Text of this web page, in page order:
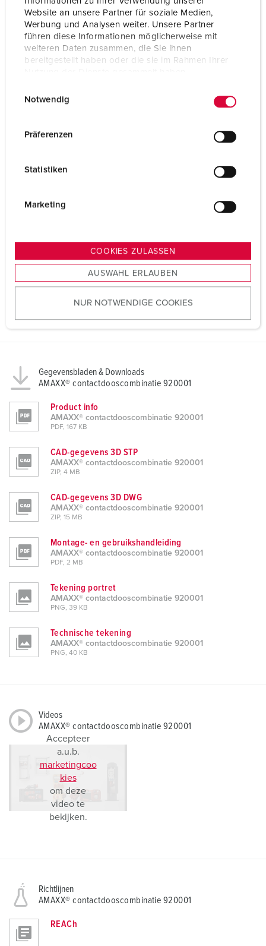
Website an unsere Partner für soziale Medien,
Werbung und Analysen weiter. Unsere Partner
führen diese Informationen möglicherweise mit
weiteren Daten zusammen, die Sie ihnen
bereitgestellt haben oder die sie im Rahmen Ihrer
s
u
w
Notwendig
Präferenzen
Statistiken
Marketing
COOKIES ZULASSEN
AUSWAHL ERLAUBEN
NUR NOTWENDIGE COOKIES
Gegevensbladen & Downloads
AMAXX® contactdooscombinatie 920001
Product info
AMAXX® contactdooscombinatie 920001
PDF, 167 KB
CAD-gegevens 3D STP
AMAXX® contactdooscombinatie 920001
ZIP, 4 MB
CAD-gegevens 3D DWG
AMAXX® contactdooscombinatie 920001
ZIP, 15 MB
Montage- en gebruikshandleiding
AMAXX® contactdooscombinatie 920001
PDF, 2 MB
Tekening portret
AMAXX® contactdooscombinatie 920001
PNG, 39 KB
Technische tekening
AMAXX® contactdooscombinatie 920001
PNG, 40 KB
Videos
AMAXX® contactdooscombinatie 920001
Accepteer
a.u.b.
marketingcoo
kies
om deze
video te
bekijken.
Richtlijnen
AMAXX® contactdooscombinatie 920001
REACh